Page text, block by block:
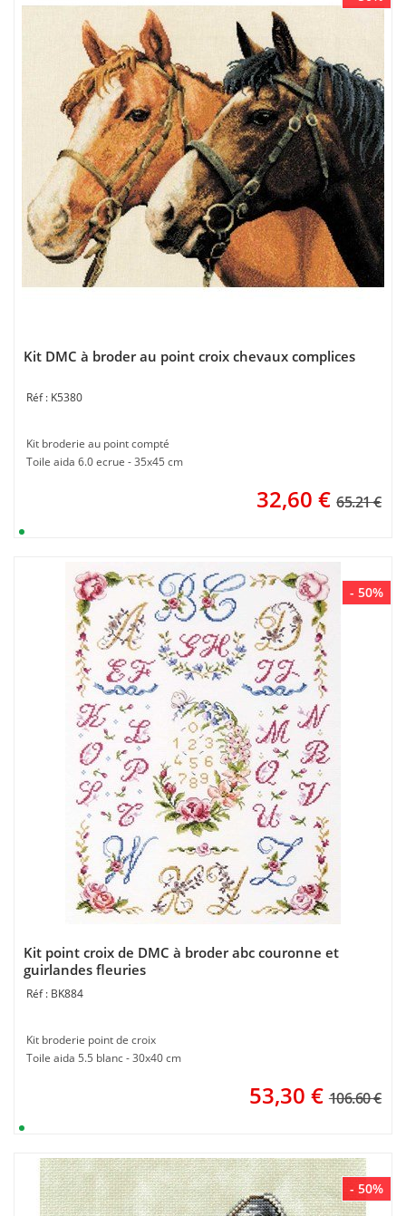
Kit DMC à broder au point croix chevaux complices
K5380
Kit broderie au point compté
Toile aida 6.0 ecrue - 35x45 cm
32,60 € 65.21 €
- 50%
Kit point croix de DMC à broder abc couronne et
guirlandes fleuries
BK884
Kit broderie point de croix
Toile aida 5.5 blanc - 30x40 cm
53,30 € 106.60 €
- 50%